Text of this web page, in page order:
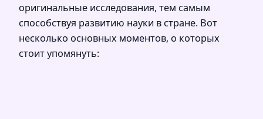
оригинальные исследования, тем самым
способствуя развитию науки в стране. Вот
несколько основных моментов, о которых
стоит упомянуть: